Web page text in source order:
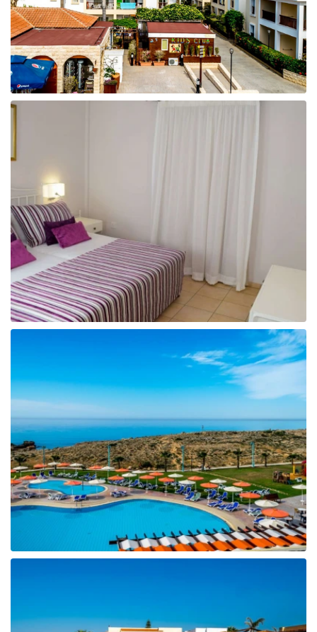
Taizeme
Turcija
Apvienotie Arābu Emirāti
Itālija
Vjetnama
Tanzānija
Bulgārija
Melnkalne
Šrilanka
Tunisija